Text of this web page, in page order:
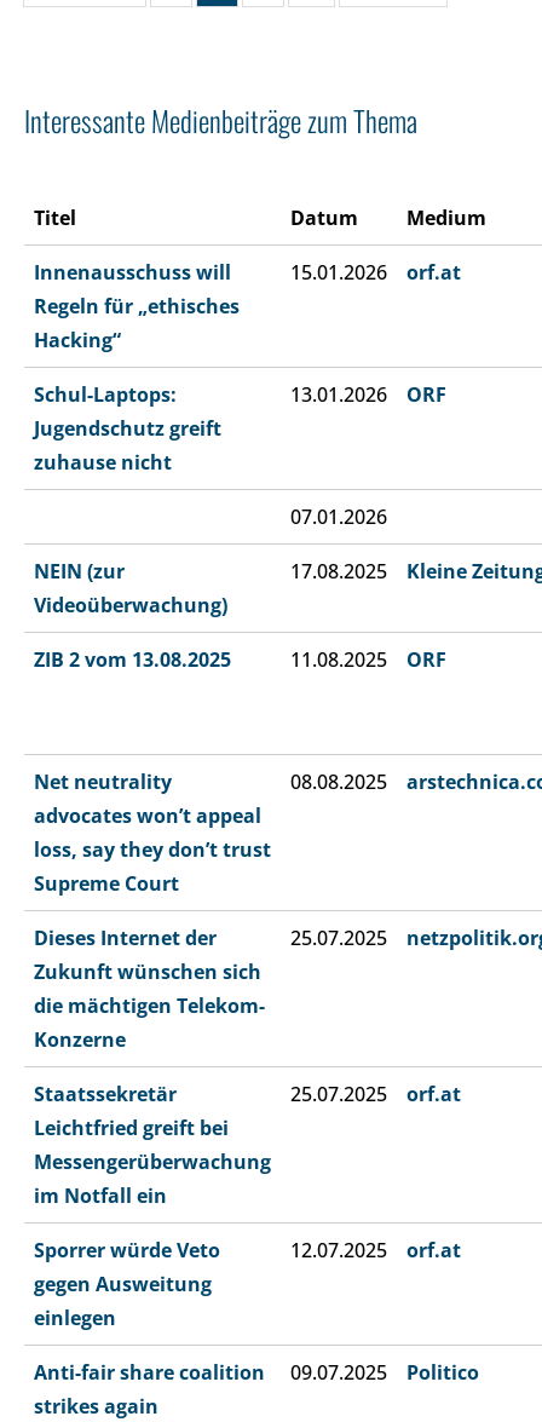
Interessante Medienbeiträge zum Thema
Titel Datum Medium
Innenausschuss will
Regeln für „ethisches
Hacking“
15.01.2026 orf.at
Schul-Laptops:
Jugendschutz greift
zuhause nicht
13.01.2026 ORF
07.01.2026
NEIN (zur
Videoüberwachung)
17.08.2025 Kleine
ZIB 2 vom 13.08.2025 11.08.2025 ORF
Net neutrality
advocates won’t appeal
loss, say they don’t trust
Supreme Court
08.08.2025
Dieses Internet der
Zukunft wünschen sich
die mächtigen Telekom-
Konzerne
25.07.2025
Staatssekretär
Leichtfried greift bei
Messengerüberwachung
im Notfall ein
25.07.2025 orf.at
Sporrer würde Veto
gegen Ausweitung
einlegen
12.07.2025 orf.at
Anti-fair share coalition
strikes again
09.07.2025 Politico